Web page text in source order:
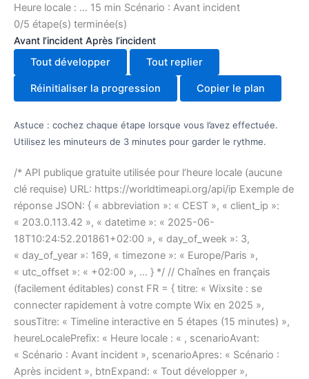
Heure locale : … 15 min Scénario : Avant incident
0/5 étape(s) terminée(s)
Avant l’incident Après l’incident
Tout développer Tout replier
Réinitialiser la progression Copier le plan
Astuce : cochez chaque étape lorsque vous l’avez effectuée.
Utilisez les minuteurs de 3 minutes pour garder le rythme.
/* API publique gratuite utilisée pour l’heure locale (aucune
clé requise) URL: https://worldtimeapi.org/api/ip Exemple de
réponse JSON: { « abbreviation »: « CEST », « client_ip »:
« 203.0.113.42 », « datetime »: « 2025-06-
18T10:24:52.201861+02:00 », « day_of_week »: 3,
« day_of_year »: 169, « timezone »: « Europe/Paris »,
« utc_offset »: « +02:00 », … } */ // Chaînes en français
(facilement éditables) const FR = { titre: « Wixsite : se
connecter rapidement à votre compte Wix en 2025 »,
sousTitre: « Timeline interactive en 5 étapes (15 minutes) »,
heureLocalePrefix: « Heure locale : « , scenarioAvant:
« Scénario : Avant incident », scenarioApres: « Scénario :
Après incident », btnExpand: « Tout développer »,